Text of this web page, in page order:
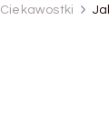
Ciekawostki